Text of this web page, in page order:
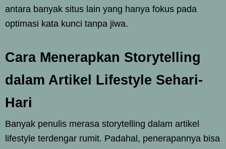
antara banyak situs lain yang hanya fokus pada
optimasi kata kunci tanpa jiwa.
Cara Menerapkan Storytelling
dalam Artikel Lifestyle Sehari-
Hari
Banyak penulis merasa storytelling dalam artikel
lifestyle terdengar rumit. Padahal, penerapannya bisa